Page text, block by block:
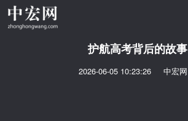
护航高考背后的故事
2026-06-05 10:23:26 中宏网